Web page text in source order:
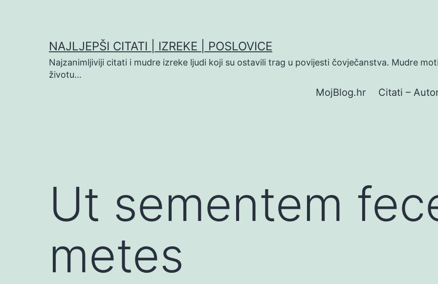
NAJLJEPŠI CITATI | IZREKE | POSLOVICE
Najzanimljiviji citati i mudre izreke ljudi koji su ostavili trag u povijesti čovječanstva. Mudre
životu…
MojBlog.hr Citati –
Ut sementem
metes